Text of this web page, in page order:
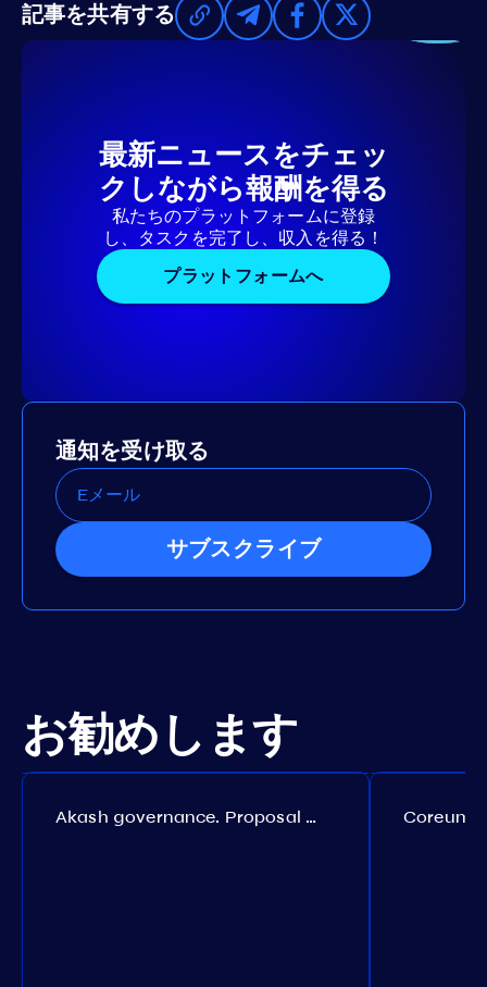
記事を共有する
最新ニュースをチェッ
クしながら報酬を得る
私たちのプラットフォームに登録
し、タスクを完了し、収入を得る！
プラットフォームへ
通知を受け取る
サブスクライブ
お勧めします
Akash governance. Proposal №308